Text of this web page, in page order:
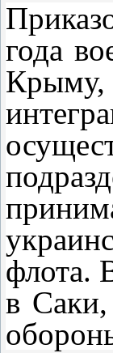
года
Крыму,
флота.
в Саки,